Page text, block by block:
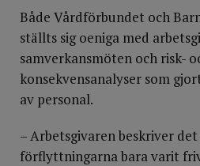
Både Vårdförbundet och
ställts sig oeniga med
samverkansmöten och risk-
konsekvensanalyser som
av personal.
– Arbetsgivaren beskriver
förflyttningarna bara varit